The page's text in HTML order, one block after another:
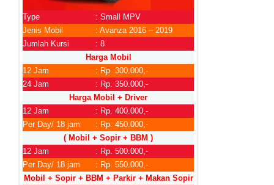
Type
: Small MPV
Jenis Mobil
: Avanza 2016 – 2019
Jumlah Kursi
: 8
Harga Mobil
12 Jam
: Rp. 300.000,-
24 Jam
: Rp. 350.000,-
Harga Mobil + Driver
12 Jam
: Rp. 400.000,-
Per Day/ 18 jam
: Rp. 450.000,-
( Mobil + Sopir + BBM )
12 Jam
: Rp. 500.000,-
Per Day/ 18 jam
: Rp. 550.000,-
Mobil + Sopir + BBM + Parkir + Makan Sopir